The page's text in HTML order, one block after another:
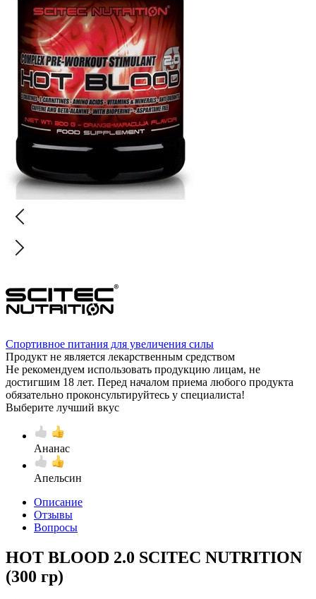
Спортивное питания для увеличения силы
Продукт не является лекарственным средством
Не рекомендуем использовать продукцию лицам, не
достигшим 18 лет. Перед началом приема любого продукта
обязательно проконсультируйтесь у специалиста!
Выберите лучший вкус
Ананас
Апельсин
Описание
Отзывы
Вопросы
HOT BLOOD 2.0 SCITEC NUTRITION
(300 гр)